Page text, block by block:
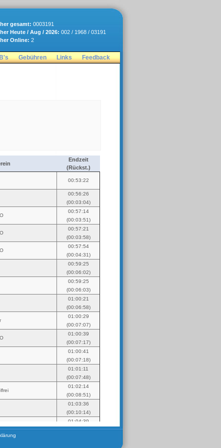
gesamt: 0003191
Heute / Aug / 2026: 002 / 1968 / 03191
Online: 2
Gebühren Links Feedback
Endzeit
(Rückst.)